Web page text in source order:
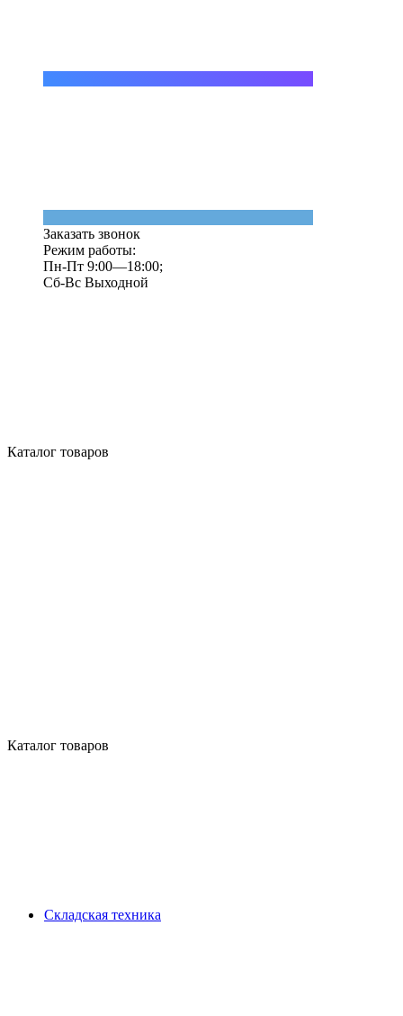
Заказать звонок
Режим работы:
Пн-Пт 9:00—18:00;
Сб-Вс Выходной
Каталог товаров
Каталог товаров
Складская техника